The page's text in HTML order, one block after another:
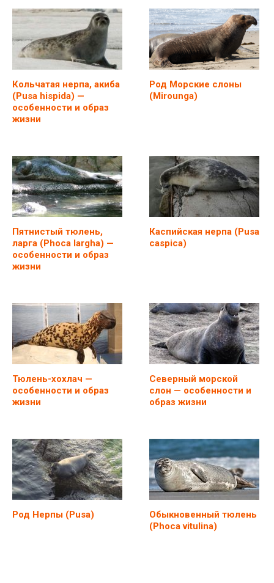
Кольчатая нерпа, акиба
(Pusa hispida) —
особенности и образ
жизни
Род Морские слоны
(Mirounga)
Пятнистый тюлень,
ларга (Phoca largha) —
особенности и образ
жизни
Каспийская нерпа (Pusa
caspica)
Тюлень-хохлач —
особенности и образ
жизни
Северный морской
слон — особенности и
образ жизни
Род Нерпы (Pusa)
Обыкновенный тюлень
(Phoca vitulina)